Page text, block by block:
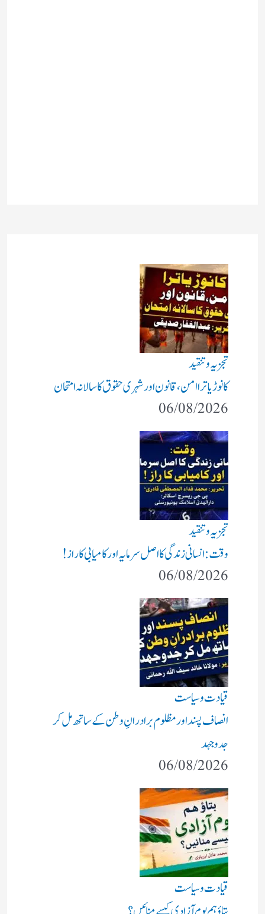
تجزیہ و تنقید
کانوڑ یاترا امن،قانون اور شہری حقوق کا سالانہ امتحان
06/08/2026
تجزیہ و تنقید
وقت: انسانی زندگی کا اصل سرمایہ اور کامیابی کا راز !
06/08/2026
قیادت وسیاست
انصاف پسند اور مظلوم برادرانِ وطن کے ساتھ مل کر
جدوجہد
06/08/2026
قیادت وسیاست